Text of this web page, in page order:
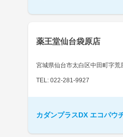
薬王堂仙台袋原店
宮城県仙台市太白区中田町字荒
TEL: 022-281-9927
カダンプラスDX エコパウ